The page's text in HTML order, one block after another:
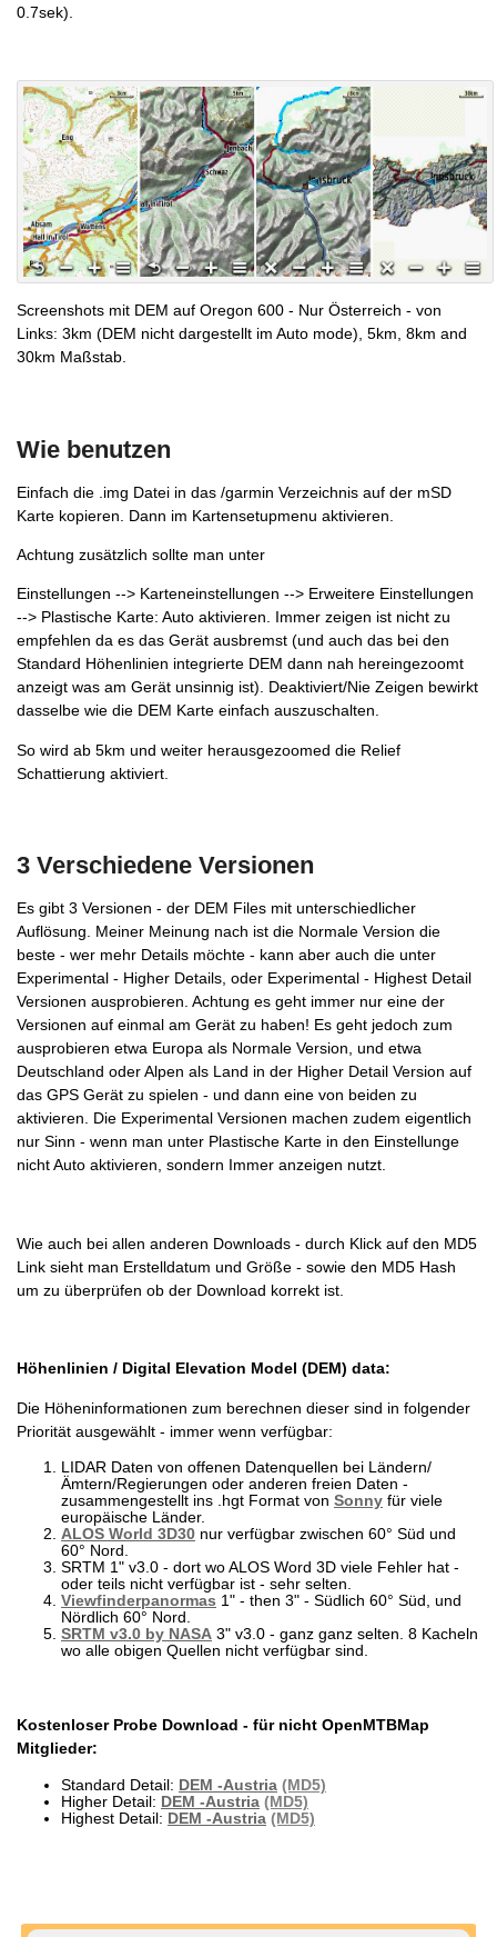
0.7sek).
Screenshots mit DEM auf Oregon 600 - Nur Österreich - von
Links: 3km (DEM nicht dargestellt im Auto mode), 5km, 8km and
30km Maßstab.
Wie benutzen
Einfach die .img Datei in das /garmin Verzeichnis auf der mSD
Karte kopieren. Dann im Kartensetupmenu aktivieren.
Achtung zusätzlich sollte man unter
Einstellungen --> Karteneinstellungen --> Erweitere Einstellungen
--> Plastische Karte: Auto aktivieren. Immer zeigen ist nicht zu
empfehlen da es das Gerät ausbremst (und auch das bei den
Standard Höhenlinien integrierte DEM dann nah hereingezoomt
anzeigt was am Gerät unsinnig ist). Deaktiviert/Nie Zeigen bewirkt
dasselbe wie die DEM Karte einfach auszuschalten.
So wird ab 5km und weiter herausgezoomed die Relief
Schattierung aktiviert.
3 Verschiedene Versionen
Es gibt 3 Versionen - der DEM Files mit unterschiedlicher
Auflösung. Meiner Meinung nach ist die Normale Version die
beste - wer mehr Details möchte - kann aber auch die unter
Experimental - Higher Details, oder Experimental - Highest Detail
Versionen ausprobieren. Achtung es geht immer nur eine der
Versionen auf einmal am Gerät zu haben! Es geht jedoch zum
ausprobieren etwa Europa als Normale Version, und etwa
Deutschland oder Alpen als Land in der Higher Detail Version auf
das GPS Gerät zu spielen - und dann eine von beiden zu
aktivieren. Die Experimental Versionen machen zudem eigentlich
nur Sinn - wenn man unter Plastische Karte in den Einstellunge
nicht Auto aktivieren, sondern Immer anzeigen nutzt.
Wie auch bei allen anderen Downloads - durch Klick auf den MD5
Link sieht man Erstelldatum und Größe - sowie den MD5 Hash
um zu überprüfen ob der Download korrekt ist.
Höhenlinien / Digital Elevation Model (DEM) data:
Die Höheninformationen zum berechnen dieser sind in folgender
Priorität ausgewählt - immer wenn verfügbar:
LIDAR Daten von offenen Datenquellen bei Ländern/
Ämtern/Regierungen oder anderen freien Daten -
zusammengestellt ins .hgt Format von Sonny für viele
europäische Länder.
ALOS World 3D30 nur verfügbar zwischen 60° Süd und
60° Nord.
SRTM 1" v3.0 - dort wo ALOS Word 3D viele Fehler hat -
oder teils nicht verfügbar ist - sehr selten.
Viewfinderpanormas 1" - then 3" - Südlich 60° Süd, und
Nördlich 60° Nord.
SRTM v3.0 by NASA 3" v3.0 - ganz ganz selten. 8 Kacheln
wo alle obigen Quellen nicht verfügbar sind.
Kostenloser Probe Download - für nicht OpenMTBMap
Mitglieder:
Standard Detail: DEM -Austria (MD5)
Higher Detail: DEM -Austria (MD5)
Highest Detail: DEM -Austria (MD5)